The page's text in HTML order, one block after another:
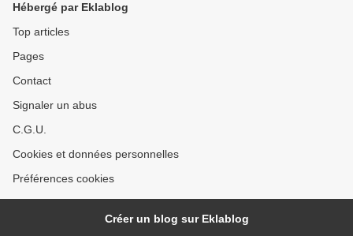
Hébergé par Eklablog
Top articles
Pages
Contact
Signaler un abus
C.G.U.
Cookies et données personnelles
Préférences cookies
Créer un blog sur Eklablog